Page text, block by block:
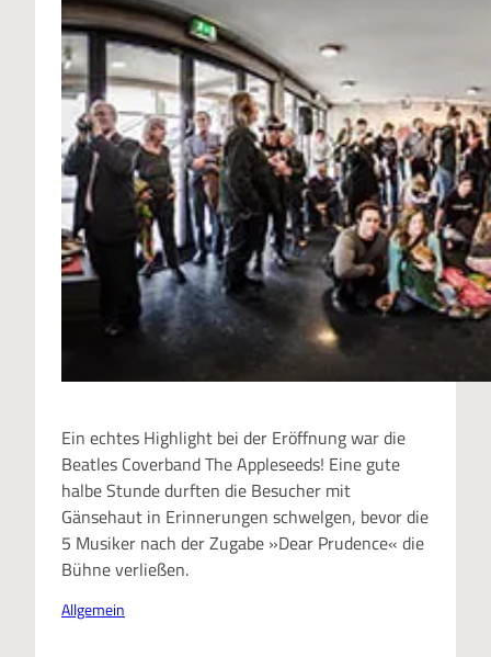
Ein echtes Highlight bei der Eröffnung war die
Beatles Coverband The Appleseeds! Eine gute
halbe Stunde durften die Besucher mit
Gänsehaut in Erinnerungen schwelgen, bevor die
5 Musiker nach der Zugabe »Dear Prudence« die
Bühne verließen.
Allgemein